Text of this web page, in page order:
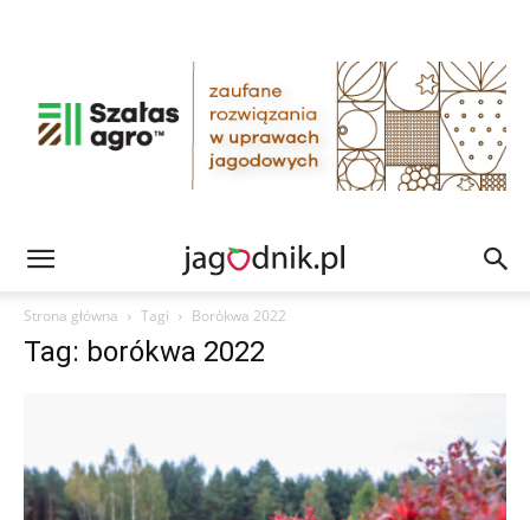
Strona główna Tagi Borókwa 2022
Tag: borókwa 2022